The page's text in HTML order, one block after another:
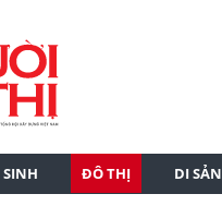
ĐÔ THỊ DI SẢN